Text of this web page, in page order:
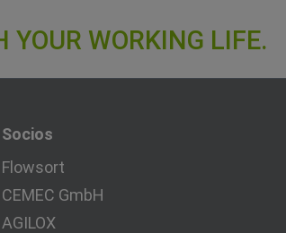
Socios
Flowsort
CEMEC GmbH
AGILOX